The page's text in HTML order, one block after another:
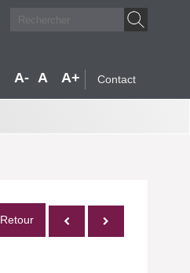
Contact
A+
A
A-
Retour